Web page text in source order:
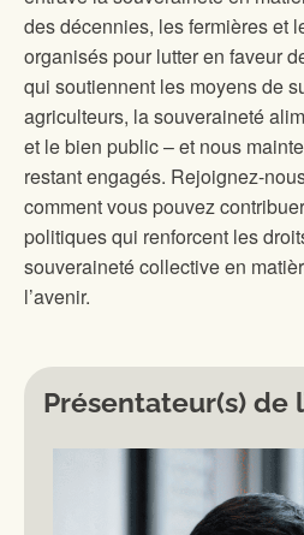
des décennies, les fermières et
organisés pour lutter en faveur
qui soutiennent les moyens de
agriculteurs, la souveraineté
et le bien public – et nous
restant engagés. Rejoignez-
comment vous pouvez
politiques qui renforcent les
souveraineté collective en
l’avenir.
Présentateur(s) de